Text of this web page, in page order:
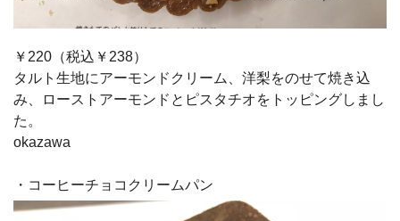
￥220（税込￥238）
タルト生地にアーモンドクリーム、洋梨をのせて焼き込
み、ローストアーモンドとピスタチオをトッピングしまし
た。
okazawa
・コーヒーチョコクリームパン